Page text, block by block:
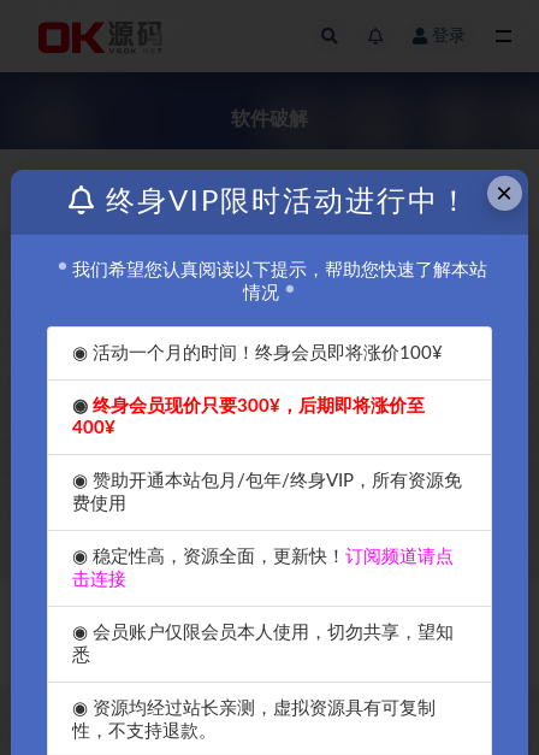
登录
软件破解
价格 发布日期
2022最好用的windows11-
windows10垃圾清理软件专用
版CCleaner Pro专业破解版(附激
活注册码)-OK源码中国破解
Copyright © 2018-2026 OK源码中国资源网 -All rights reserved|
×
终身VIP限时活动进行中！
我们希望您认真阅读以下提示，帮助您快速了解本站
情况
◉ 活动一个月的时间！终身会员即将涨价100¥
◉终身会员现价只要300¥，后期即将涨价至
400¥
◉ 赞助开通本站包月/包年/终身VIP，所有资源免
费使用
◉ 稳定性高，资源全面，更新快！订阅频道请点
击连接
◉ 会员账户仅限会员本人使用，切勿共享，望知
悉
◉ 资源均经过站长亲测，虚拟资源具有可复制
性，不支持退款。